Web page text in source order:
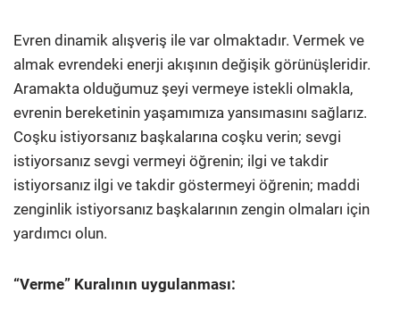
Evren dinamik alışveriş ile var olmaktadır. Vermek ve
almak evrendeki enerji akışının değişik görünüşleridir.
Aramakta olduğumuz şeyi vermeye istekli olmakla,
evrenin bereketinin yaşamımıza yansımasını sağlarız.
Coşku istiyorsanız başkalarına coşku verin; sevgi
istiyorsanız sevgi vermeyi öğrenin; ilgi ve takdir
istiyorsanız ilgi ve takdir göstermeyi öğrenin; maddi
zenginlik istiyorsanız başkalarının zengin olmaları için
yardımcı olun.
“Verme” Kuralının uygulanması: